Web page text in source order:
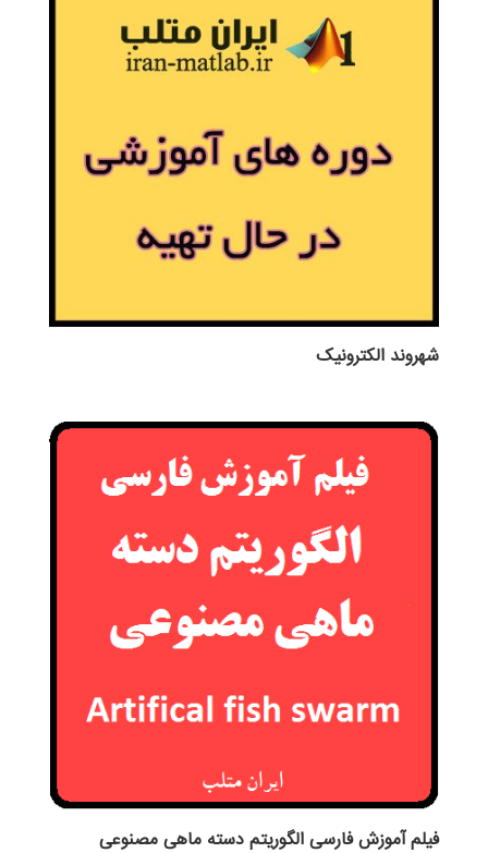
شهروند الکترونیک
فیلم آموزش فارسی الگوریتم دسته ماهی مصنوعی